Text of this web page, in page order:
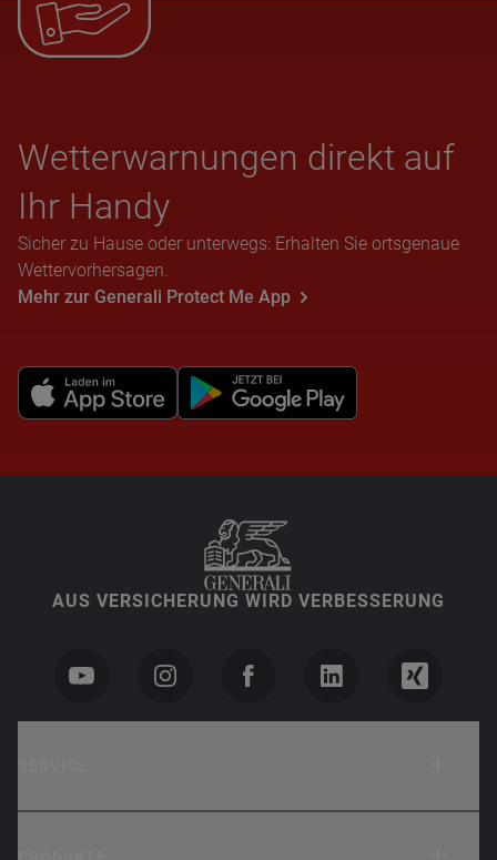
Wet­ter­war­nun­gen direkt auf
Ihr Handy
Sicher zu Hause oder unterwegs: Erhalten Sie ortsgenaue
Wettervorhersagen.
Mehr zur Generali Protect Me App
AUS VERSICHERUNG WIRD VERBESSERUNG